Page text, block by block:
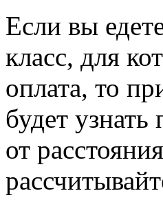
Если вы
класс, для
оплата, то
будет
от